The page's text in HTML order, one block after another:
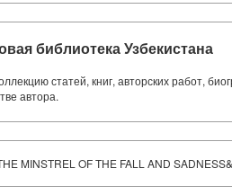
библиотека Узбекистана
статей, книг, авторских работ,
автора.
MINSTREL OF THE FALL AND